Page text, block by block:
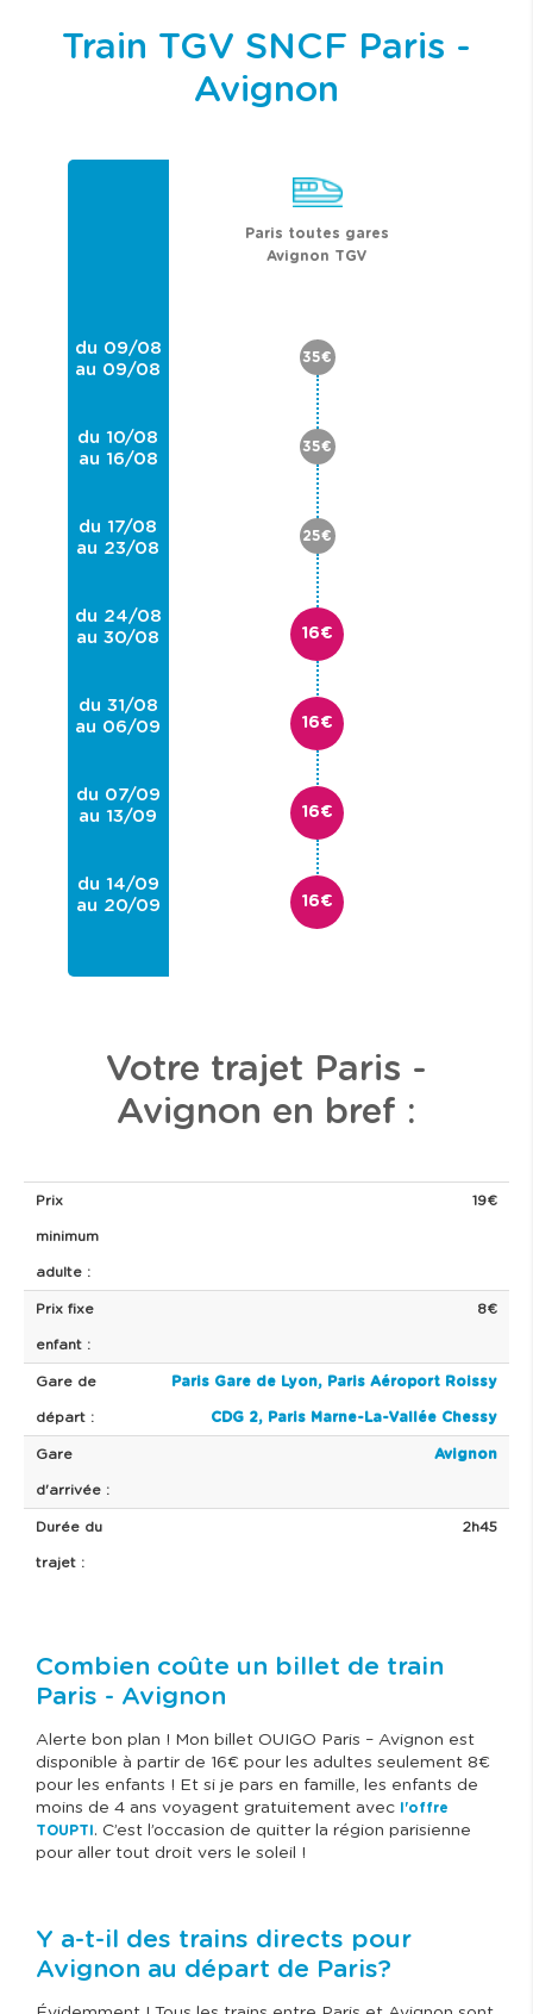
Train TGV SNCF Paris -
Avignon
du 09/08
au 09/08
du 10/08
au 16/08
du 17/08
au 23/08
du 24/08
au 30/08
du 31/08
au 06/09
du 07/09
au 13/09
du 14/09
au 20/09
Paris toutes gares
Avignon TGV
35€
35€
25€
16€
16€
16€
16€
Votre trajet Paris -
Avignon en bref :
Prix
minimum
adulte :
19€
Prix fixe
enfant :
8€
Gare de
départ :
Paris Gare de Lyon, Paris Aéroport Roissy
CDG 2, Paris Marne-La-Vallée Chessy
Gare
d'arrivée :
Avignon
Durée du
trajet :
2h45
Combien coûte un billet de train
Paris - Avignon
Alerte bon plan ! Mon billet OUIGO Paris – Avignon est
disponible à partir de 16€ pour les adultes seulement 8€
pour les enfants ! Et si je pars en famille, les enfants de
moins de 4 ans voyagent gratuitement avec l'offre
TOUPTI. C’est l’occasion de quitter la région parisienne
pour aller tout droit vers le soleil !
Y a-t-il des trains directs pour
Avignon au départ de Paris?